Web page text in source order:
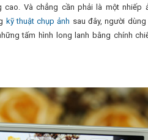
cao. Và chẳng cần phải là một nhiếp
kỹ thuật chụp ảnh sau đây, người dùng
tấm hình long lanh bằng chính